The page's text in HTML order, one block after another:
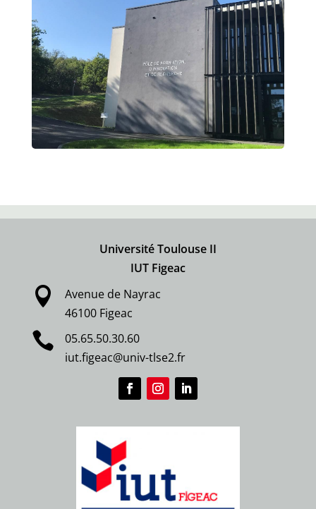
Université Toulouse II
IUT Figeac

Avenue de Nayrac
46100 Figeac

05.65.50.30.60
iut.figeac@univ-tlse2.fr